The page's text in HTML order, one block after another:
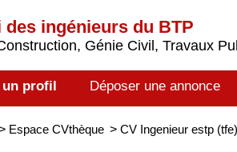
des ingénieurs du BTP
Génie Civil, Travaux
un profil Déposer une annonce
Espace CVthèque > CV Ingenieur estp